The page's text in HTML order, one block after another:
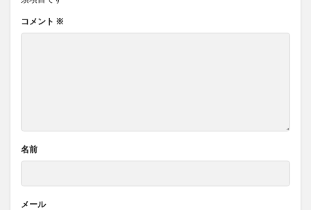
コメント ※
名前
メール